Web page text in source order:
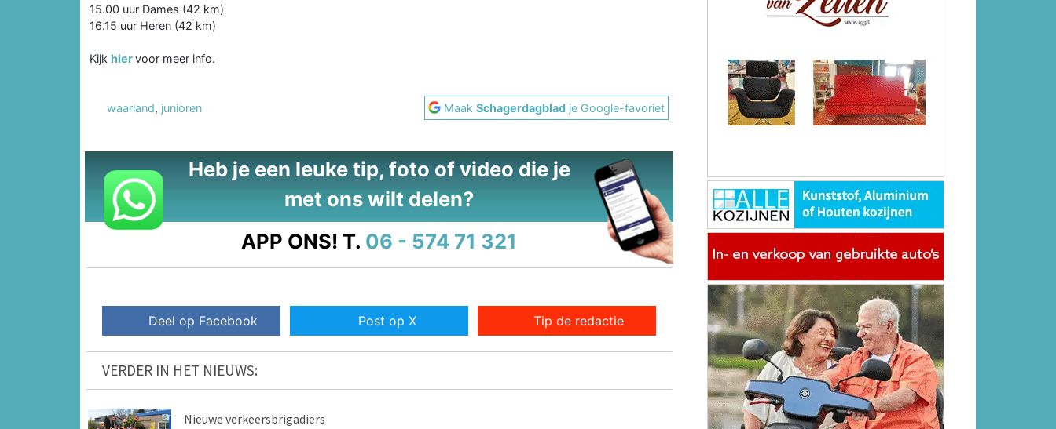
15.00 uur Dames (42 km)
16.15 uur Heren (42 km)
Kijk hiervoor meer info.
waarland, junioren MaakSchagerdagblad je Google-favoriet
Heb je een leuke tip, foto of video die je
met ons wilt delen?
APP ONS! T. 06 - 574 71 321
Deel op Facebook Post op X Tip de redactie
VERDER IN HET NIEUWS:
Nieuwe verkeersbrigadiers